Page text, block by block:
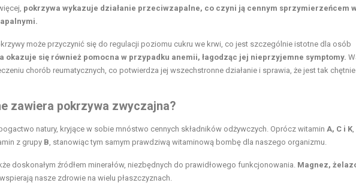
pokrzywa wykazuje działanie przeciwzapalne, co czyni ją cennym sprzymierzeńcem
może przyczynić się do regulacji poziomu cukru we krwi, co jest szczególnie istotne dla osób
okazuje się również pomocna w przypadku anemii, łagodząc jej nieprzyjemne symptomy.
chorób reumatycznych, co potwierdza jej wszechstronne działanie i sprawia, że jest tak chętnie
zawiera pokrzywa zwyczajna?
natury, kryjące w sobie mnóstwo cennych składników odżywczych. Oprócz witamin A, C i K,
z grupy B, stanowiąc tym samym prawdziwą witaminową bombę dla naszego organizmu.
doskonałym źródłem minerałów, niezbędnych do prawidłowego funkcjonowania. Magnez,
nasze zdrowie na wielu płaszczyznach.